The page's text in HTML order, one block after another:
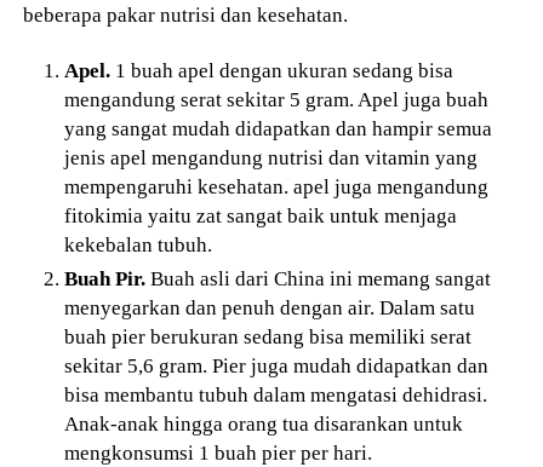
beberapa pakar nutrisi dan kesehatan.
Apel. 1 buah apel dengan ukuran sedang bisa
mengandung serat sekitar 5 gram. Apel juga buah
yang sangat mudah didapatkan dan hampir semua
jenis apel mengandung nutrisi dan vitamin yang
mempengaruhi kesehatan. apel juga mengandung
fitokimia yaitu zat sangat baik untuk menjaga
kekebalan tubuh.
Buah Pir.Buah asli dari China ini memang sangat
menyegarkan dan penuh dengan air. Dalam satu
buah pier berukuran sedang bisa memiliki serat
sekitar 5,6 gram. Pier juga mudah didapatkan dan
bisa membantu tubuh dalam mengatasi dehidrasi.
Anak-anak hingga orang tua disarankan untuk
mengkonsumsi 1 buah pier per hari.